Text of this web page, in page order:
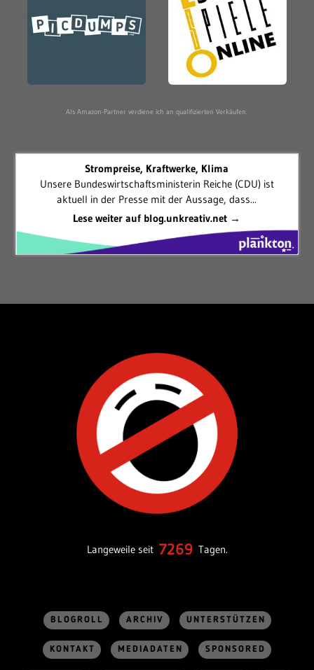
Als Amazon-Partner verdiene ich an qualifizierten Verkäufen.
Strompreise, Kraftwerke, Klima
Unsere Bundeswirtschaftsministerin Reiche (CDU) ist
aktuell in der Presse mit der Aussage, dass...
Lese weiter auf blog.unkreativ.net →
Langeweile seit 7269 Tagen.
BLOGROLL ARCHIV UNTERSTÜTZEN
KONTAKT MEDIADATEN SPONSORED